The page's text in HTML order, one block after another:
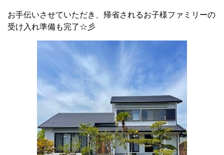
お手伝いさせていただき、帰省されるお子様ファミリーの
受け入れ準備も完了☆彡